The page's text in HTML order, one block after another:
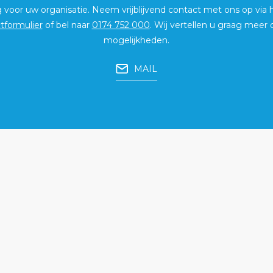
voor uw organisatie. Neem vrijblijvend contact met ons op via
of bel naar 0174 752 000. Wij vertellen u graag meer
mogelijkheden.
MAIL